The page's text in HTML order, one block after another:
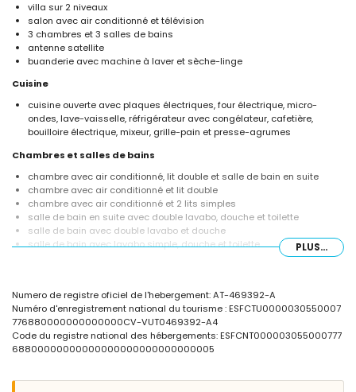
villa sur 2 niveaux
salon avec air conditionné et télévision
3 chambres et 3 salles de bains
antenne satellite
buanderie avec machine à laver et sèche-linge
Cuisine
cuisine ouverte avec plaques électriques, four électrique, micro-
ondes, lave-vaisselle, réfrigérateur avec congélateur, cafetière,
bouilloire électrique, mixeur, grille-pain et presse-agrumes
Chambres et salles de bains
chambre avec air conditionné, lit double et salle de bain en suite
chambre avec air conditionné et lit double
chambre avec air conditionné et 2 lits simples
salle de bain en suite avec double lavabo, douche et toilette
salle de bain avec double lavabo et douche
salle de bain avec lavabo simple, douche et toilette
piscine privée mesurant 6,5m x 4m
2 terrasses, dont une couverte
cuisine extérieure et barbecue
coin salon extérieur et coin repas extérieur
espace de stationnement privé couvert
Informations supplémentaires
PLUS...
Numero de registre oficiel de l'hebergement: AT-469392-A
Numéro d'enregistrement national du tourisme : ESFCTU0000030550007
776880000000000000CV-VUT0469392-A4
Code du registre national des hébergements: ESFCNT000003055000777
68800000000000000000000000000005